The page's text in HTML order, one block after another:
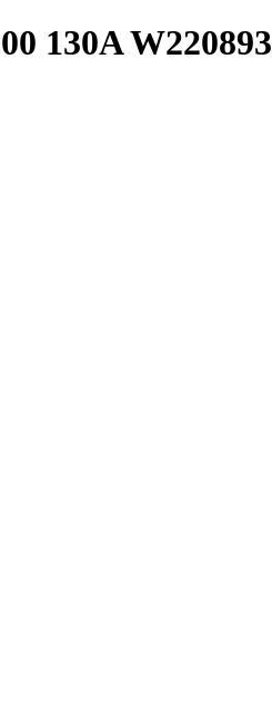
130A W220893